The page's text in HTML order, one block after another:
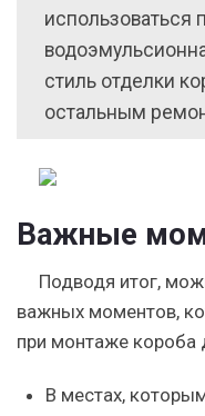
использоваться
стиль отделки
остальным
Важные
Подводя итог,
важных моментов,
при монтаже короба
В местах,